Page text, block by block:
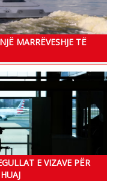
MARRËVESHJE TË
E VIZAVE PËR